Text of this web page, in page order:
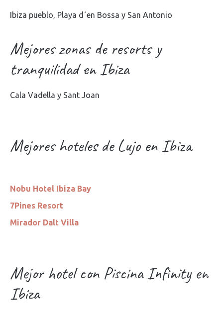
Ibiza pueblo, Playa d´en Bossa y San Antonio
Mejores zonas de resorts y
tranquilidad en Ibiza
Cala Vadella y Sant Joan
Mejores hoteles de Lujo en Ibiza
Nobu Hotel Ibiza Bay
7Pines Resort
Mirador Dalt Villa
Mejor hotel con Piscina Infinity en
Ibiza